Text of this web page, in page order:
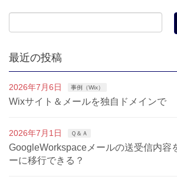
最近の投稿
2026年7月6日 事例（Wix）
Wixサイト＆メールを独自ドメインで
2026年7月1日 Ｑ＆Ａ
GoogleWorkspaceメールの送受信内容
ーに移行できる？